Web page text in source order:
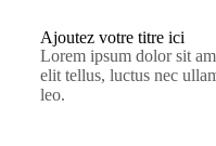
Ajoutez votre titre ici
Lorem ipsum dolor sit
elit tellus, luctus nec
leo.